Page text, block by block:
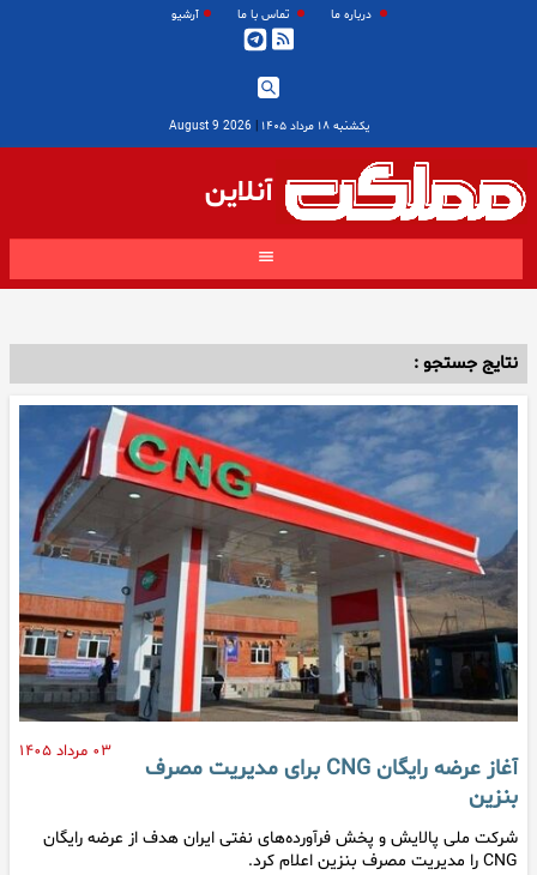
درباره ما تماس با ما آرشیو
یکشنبه ۱۸ مرداد ۱۴۰۵ |
2026 August 9
آنلاین
نتایج جستجو :
۰۳ مرداد ۱۴۰۵
آغاز عرضه رایگان CNG برای مدیریت مصرف
بنزین
شرکت ملی پالایش و پخش فرآورده‌های نفتی ایران هدف از عرضه رایگان
CNG را مدیریت مصرف بنزین اعلام کرد.